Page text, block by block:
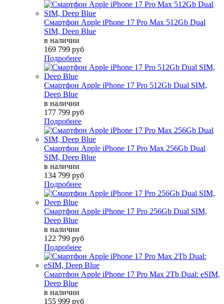
Смартфон Apple iPhone 17 Pro Max 512Gb Dual
SIM, Deep Blue
в наличии
169 799 руб
Подробнее
Смартфон Apple iPhone 17 Pro 512Gb Dual SIM,
Deep Blue
в наличии
177 799 руб
Подробнее
Смартфон Apple iPhone 17 Pro Max 256Gb Dual
SIM, Deep Blue
в наличии
134 799 руб
Подробнее
Смартфон Apple iPhone 17 Pro 256Gb Dual SIM,
Deep Blue
в наличии
122 799 руб
Подробнее
Смартфон Apple iPhone 17 Pro Max 2Tb Dual: eSIM,
Deep Blue
в наличии
155 999 руб